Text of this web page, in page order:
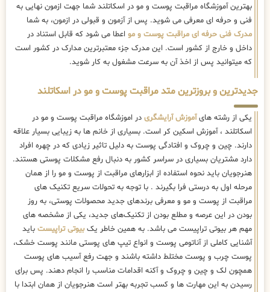
بهترین آموزشگاه مراقبت پوست و مو در اسکاتلند شما جهت ازمون نهایی به
فنی و حرفه ای معرفی می شوید. پس از آزمون و قبولی در ازمون، به شما
مدرک فنی حرفه ای مراقبت پوست و مو اعطا می شود که قابل استناد در
داخل و خارج از کشور است. این مدرک جزء معتبرترین مدارک در کشور است
که میتوانید پس از اخذ آن به سرعت مشغول به کار شوید.
جدیدترین و بروزترین متد مراقبت پوست و مو در اسکاتلند
یکی از رشته هایآموزش آرایشگری در اموزشگاه مراقبت پوست و مو در
اسکاتلند ، آموزش اسکین کر است. بسیاری از خانم ها به زیبایی بسیار علاقه
دارند. چین و چروک و افتادگی پوست به دلیل تاثیر زیادی که در چهره افراد
دارد مشتریان بسیاری در سراسر کشور به دنبال رفع مشکلات پوستی هستند.
هنرجویان باید نحوه استفاده از ابزارهای مراقبت از پوست و مو را از همان
مرحله اول به درستی فرا بگیرند . با توجه به تحولات سریع تکنیک ‌های
مراقبت از پوست و مو و معرفی برندهای جدید محصولات پوستی، به روز
بودن در این عرصه و مطلع بودن از تکنیک‌های جدید، یکی از مشخصه های
مهم هر بیوتی تراپیست می باشد. به همین خاطر یکبیوتی تراپیست باید
آشنایی کاملی از آناتومی پوست و انواع تیپ های پوستی مانند پوست خشک،
پوست چرب و پوست مختلط داشته باشند و جهت رفع آسیب های پوست
همچون لک و چین و چروک و آکنه اقدامات مناسب را انجام دهند. پس برای
رسیدن به این مهارت ها و کسب تجربه بهتر است هنرجویان از همان ابتدا با